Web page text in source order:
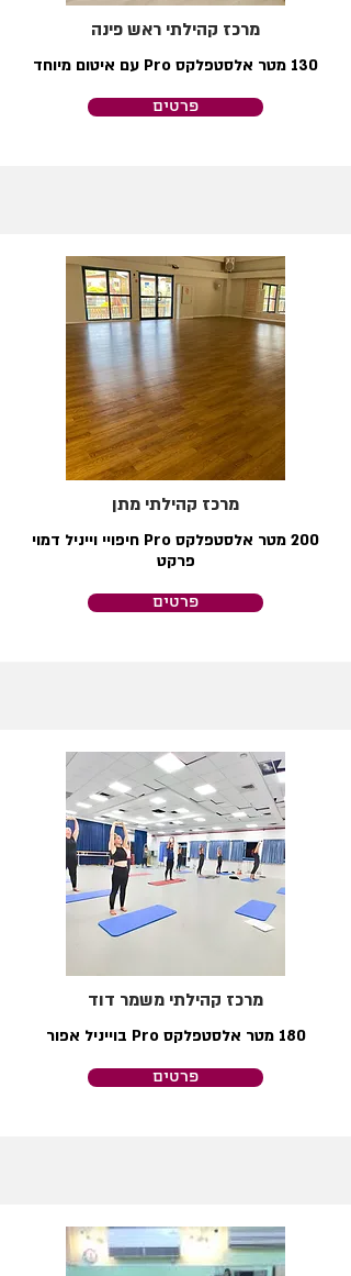
מרכז קהילתי ראש פינה
130 מטר אלסטפלקס Pro עם איטום מיוחד
פרטים
מרכז קהילתי מתן
200 מטר אלסטפלקס Pro חיפויי וייניל דמוי
פרקט
פרטים
מרכז קהילתי משמר דוד
180 מטר אלסטפלקס Pro בוייניל אפור
פרטים